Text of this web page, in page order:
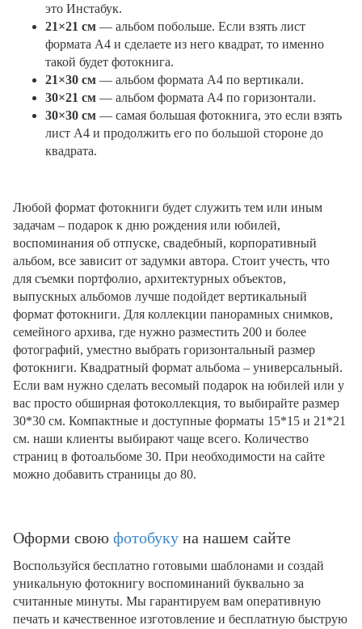
это Инстабук.
21×21 см — альбом побольше. Если взять лист
формата А4 и сделаете из него квадрат, то именно
такой будет фотокнига.
21×30 см — альбом формата А4 по вертикали.
30×21 см — альбом формата А4 по горизонтали.
30×30 см — самая большая фотокнига, это если взять
лист А4 и продолжить его по большой стороне до
квадрата.
Любой формат фотокниги будет служить тем или иным
задачам – подарок к дню рождения или юбилей,
воспоминания об отпуске, свадебный, корпоративный
альбом, все зависит от задумки автора. Стоит учесть, что
для съемки портфолио, архитектурных объектов,
выпускных альбомов лучше подойдет вертикальный
формат фотокниги. Для коллекции панорамных снимков,
семейного архива, где нужно разместить 200 и более
фотографий, уместно выбрать горизонтальный размер
фотокниги. Квадратный формат альбома – универсальный.
Если вам нужно сделать весомый подарок на юбилей или у
вас просто обширная фотоколлекция, то выбирайте размер
30*30 см. Компактные и доступные форматы 15*15 и 21*21
см. наши клиенты выбирают чаще всего. Количество
страниц в фотоальбоме 30. При необходимости на сайте
можно добавить страницы до 80.
Оформи свою фотобуку на нашем сайте
Воспользуйся бесплатно готовыми шаблонами и создай
уникальную фотокнигу воспоминаний буквально за
считанные минуты. Мы гарантируем вам оперативную
печать и качественное изготовление и бесплатную быструю